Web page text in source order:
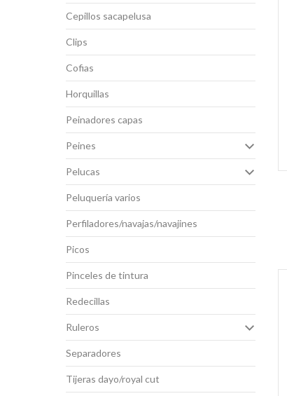
cepillos sacapelusa
clips
cofias
horquillas
peinadores capas
peines
pelucas
peluquería varios
perfiladores/navajas/navajines
picos
pinceles de tintura
redecillas
ruleros
separadores
tijeras dayo/royal cut